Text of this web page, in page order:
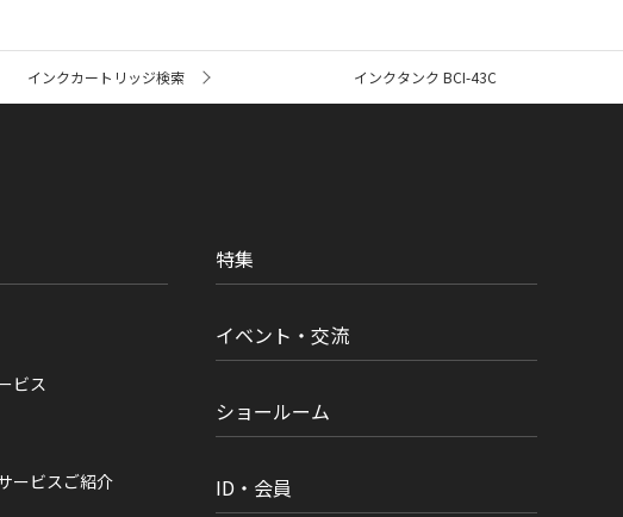
インクカートリッジ検索 インクタンク BCI-43C
ビス
ービスご紹介
特集
イベント・交流
ショールーム
ID・会員